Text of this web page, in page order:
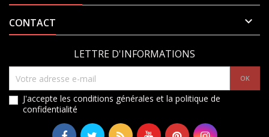
CONTACT 
LETTRE D'INFORMATIONS
J'accepte les conditions générales et la politique de
confidentialité